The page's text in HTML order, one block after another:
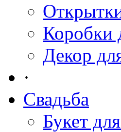
Коробки
Декор
·
Свадьба
Букет